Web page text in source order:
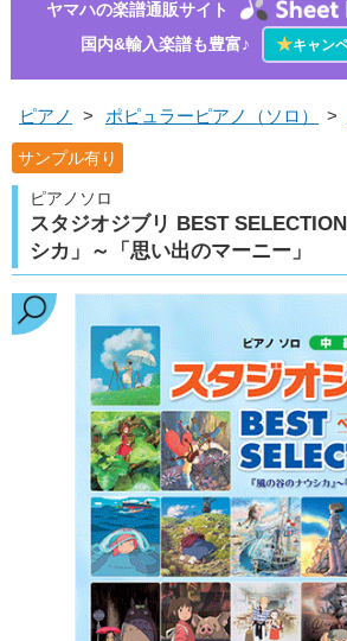
ヤマハの楽譜通販サイト
国内&輸入楽譜も豊富♪
★キャン
ピアノ > ポピュラーピアノ（ソロ） >
サンプル有り
ピアノソロ
スタジオジブリ BEST
シカ」～「思い出のマーニー」